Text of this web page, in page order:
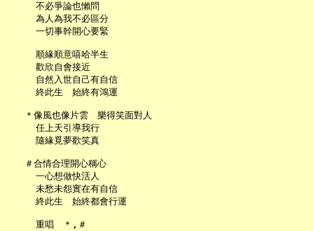
     不必爭論也懶問
     為人為我不必區分
     一切事幹開心要緊
     順緣順意嘻哈半生
     歡欣自會接近
     自然入世自己有自信
     終此生　始終有鴻運
   ＊像風也像片雲　樂得笑面對人
     任上天引導我行
     隨緣覓夢歡笑真
   ＃合情合理開心稱心
     一心想做快活人
     未愁未怨實在有自信
     終此生　始終都會行運